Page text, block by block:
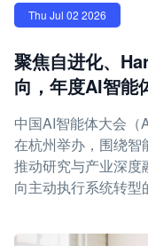
Thu Jul 02 2026
聚焦自进化、
向，年度AI智能
中国AI智能体大会（
在杭州举办，围绕智
推动研究与产业深
向主动执行系统转型